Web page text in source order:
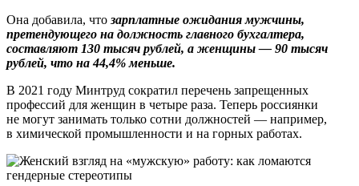
Она добавила, что зарплатные ожидания мужчины,
претендующего на должность главного бухгалтера,
составляют 130 тысяч рублей, а женщины — 90 тысяч
рублей, что на 44,4% меньше.
В 2021 году Минтруд сократил перечень запрещенных
профессий для женщин в четыре раза. Теперь россиянки
не могут занимать только сотни должностей — например,
в химической промышленности и на горных работах.